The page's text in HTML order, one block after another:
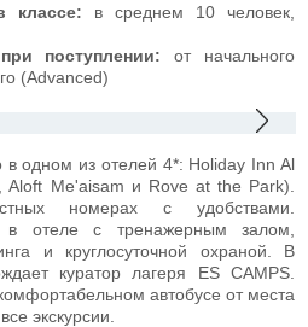
классе: в среднем 10 человек,
поступлении: от начального
(Advanced)
в одном из отелей 4*: Holiday Inn Al
Aloft Me'aisam и Rove at the Park).
номерах с удобствами.
в отеле с тренажерным залом,
и круглосуточной охраной. В
куратор лагеря ES CAMPS.
автобусе от места
экскурсии.